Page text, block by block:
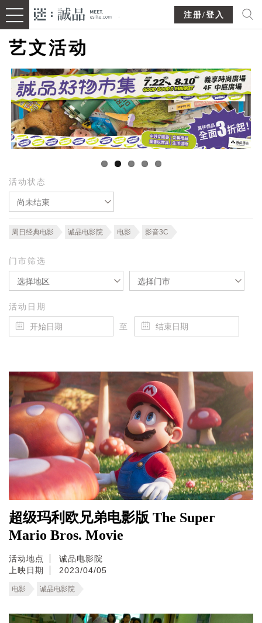
注册/登入
艺文活动
活动状态
尚未结束
周日经典电影 诚品电影院 电影 影音3C
门市筛选
选择地区 选择门市
活动日期
至
超级玛利欧兄弟电影版 The Super
Mario Bros. Movie
活动地点
诚品电影院
上映日期
2023/04/05
电影 诚品电影院